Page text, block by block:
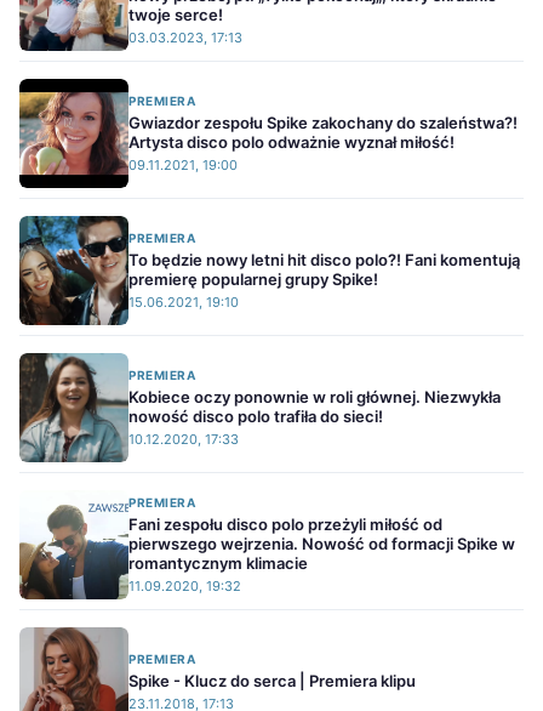
twoje serce!
03.03.2023, 17:13
PREMIERA
Gwiazdor zespołu Spike zakochany do szaleństwa?!
Artysta disco polo odważnie wyznał miłość!
09.11.2021, 19:00
PREMIERA
To będzie nowy letni hit disco polo?! Fani komentują
premierę popularnej grupy Spike!
15.06.2021, 19:10
PREMIERA
Kobiece oczy ponownie w roli głównej. Niezwykła
nowość disco polo trafiła do sieci!
10.12.2020, 17:33
PREMIERA
Fani zespołu disco polo przeżyli miłość od
pierwszego wejrzenia. Nowość od formacji Spike w
romantycznym klimacie
11.09.2020, 19:32
PREMIERA
Spike - Klucz do serca | Premiera klipu
23.11.2018, 17:13